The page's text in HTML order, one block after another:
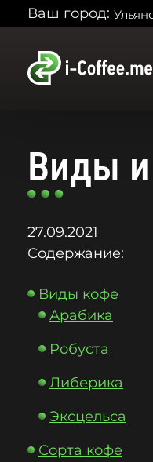
Ваш город:
Виды и
27.09.2021
Содержание:
Виды кофе
Арабика
Робуста
Либерика
Эксцельса
Сорта кофе